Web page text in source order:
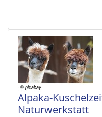
Alpaka-
Naturwerkstatt